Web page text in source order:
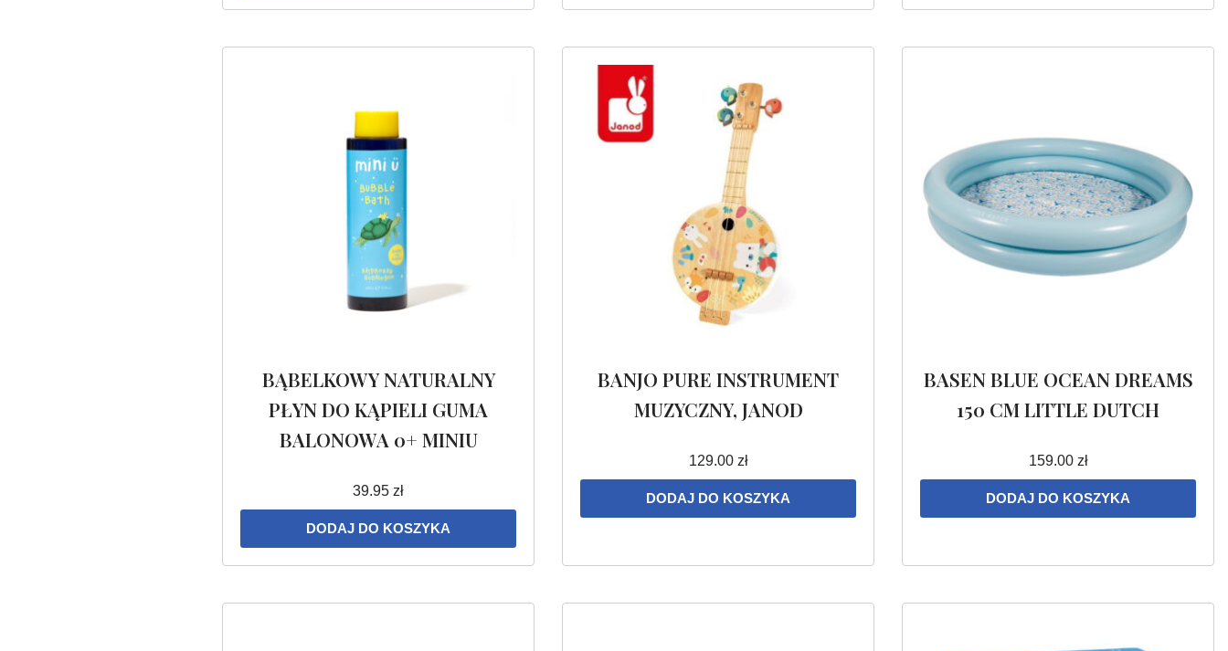
BĄBELKOWY NATURALNY
PŁYN DO KĄPIELI GUMA
BALONOWA 0+ MINIU
39.95zł
DODAJ DO KOSZYKA
BANJO PURE INSTRUMENT
MUZYCZNY, JANOD
129.00 zł
DODAJ DO KOSZYKA
BASEN BLUE OCEAN DREAMS
150 CM LITTLE DUTCH
159.00 zł
DODAJ DO KOSZYKA